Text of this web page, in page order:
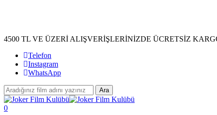
4500 TL VE ÜZERİ ALIŞVERİŞLERİNİZDE ÜCRETSİZ
Telefon
Instagram
WhatsApp
Ara
Close
Search
search
account
0